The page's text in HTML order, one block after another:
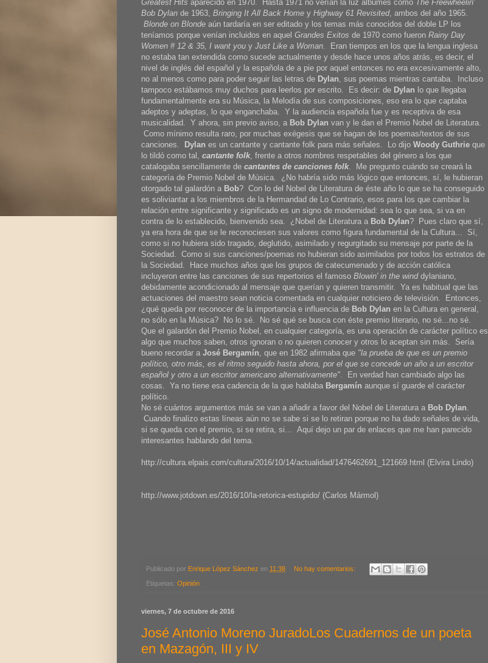
Greatest Hits aparecido en 1970. Hasta 1971 no verían la luz albumes como The Freewheelin'
Bob Dylan de 1963, Bringing It All Back Home y Highway 61 Revisited, ambos del año 1965.
Blonde on Blonde aún tardaría en ser editado y los temas más conocidos del doble LP los
teníamos porque venían incluidos en aquel Grandes Exitos de 1970 como fueron Rainy Day
Women # 12 & 35, I want you y Just Like a Woman. Eran tiempos en los que la lengua inglesa
no estaba tan extendida como sucede actualmente y desde hace unos años atrás, es decir, el
nivel de inglés del español y la española de a pie por aquel entonces no era excesivamente alto,
no al menos como para poder seguir las letras de Dylan, sus poemas mientras cantaba. Incluso
tampoco estábamos muy duchos para leerlos por escrito. Es decir: de Dylan lo que llegaba
fundamentalmente era su Música, la Melodía de sus composiciones, eso era lo que captaba
adeptos y adeptas, lo que enganchaba. Y la audiencia española fue y es receptiva de esa
musicalidad. Y ahora, sin previo aviso, a Bob Dylan van y le dan el Premio Nobel de Literatura.
Como mínimo resulta raro, por muchas exégesis que se hagan de los poemas/textos de sus
canciones.
Dylan es un cantante y cantante folk para más señales. Lo dijo Woody Guthrie que
lo tildó como tal, cantante folk, frente a otros nombres respetables del género a los que
catalogaba sencillamente de cantantes de canciones folk. Me pregunto cuándo se creará la
categoría de Premio Nobel de Música. ¿No habría sido más lógico que entonces, sí, le hubieran
otorgado tal galardón a Bob? Con lo del Nobel de Literatura de éste año lo que se ha conseguido
es soliviantar a los miembros de la Hermandad de Lo Contrario, esos para los que cambiar la
relación entre significante y significado es un signo de modernidad: sea lo que sea, si va en
contra de lo establecido, bienvenido sea. ¿Nobel de Literatura a Bob Dylan? Pues claro que sí,
ya era hora de que se le reconociesen sus valores como figura fundamental de la Cultura... Sí,
como si no hubiera sido tragado, deglutido, asimilado y regurgitado su mensaje por parte de la
Sociedad. Como si sus canciones/poemas no hubieran sido asimilados por todos los estratos de
la Sociedad. Hace muchos años que los grupos de catecumenado y de acción católica
incluyeron entre las canciones de sus repertorios el famoso Blowin' in the winddylaniano,
debidamente acondicionado al mensaje que querían y quieren transmitir. Ya es habitual que las
actuaciones del maestro sean noticia comentada en cualquier noticiero de televisión. Entonces,
¿qué queda por reconocer de la importancia e influencia de Bob Dylan en la Cultura en general,
no sólo en la Música? No lo sé. No sé qué se busca con éste premio literario, no sé...no sé.
Que el galardón del Premio Nobel, en cualquier categoría, es una operación de carácter político es
algo que muchos saben, otros ignoran o no quieren conocer y otros lo aceptan sin más. Sería
bueno recordar a José Bergamín, que en 1982 afirmaba que "la prueba de que es un premio
político, otro más, es el ritmo seguido hasta ahora, por el que se concede un año a un escritor
español y otro a un escritor americano alternativamente". En verdad han cambiado algo las
cosas. Ya no tiene esa cadencia de la que hablaba Bergamín aunque sí guarde el carácter
político.
No sé cuántos argumentos más se van a añadir a favor del Nobel de Literatura a Bob Dylan.
Cuando finalizo estas líneas aún no se sabe si se lo retiran porque no ha dado señales de vida,
si se queda con el premio, si se retira, si... Aquí dejo un par de enlaces que me han parecido
interesantes hablando del tema.
http://cultura.elpais.com/cultura/2016/10/14/actualidad/1476462691_121669.html (Elvira Lindo)
http://www.jotdown.es/2016/10/la-retorica-estupido/ (Carlos Mármol)
Publicado por Enrique López Sánchez en 11:38 No hay comentarios:
Etiquetas: Opinión
viernes, 7 de octubre de 2016
José Antonio Moreno JuradoLos Cuadernos de un poeta
en Mazagón, III y IV